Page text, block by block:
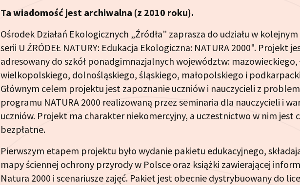
Ta wiadomość jest archiwalna (z 2010 roku).
Ośrodek Działań Ekologicznych „Źródła” zaprasza do udziału w
serii U ŹRÓDEŁ NATURY: Edukacja Ekologiczna: NATURA 2000". Projekt
adresowany do szkół ponadgimnazjalnych województw: mazowieckiego,
wielkopolskiego, dolnośląskiego, śląskiego, małopolskiego i
Głównym celem projektu jest zapoznanie uczniów i nauczycieli z
programu NATURA 2000 realizowaną przez seminaria dla nauczycieli i
uczniów. Projekt ma charakter niekomercyjny, a uczestnictwo w nim jest
bezpłatne.
Pierwszym etapem projektu było wydanie pakietu edukacyjnego,
mapy ściennej ochrony przyrody w Polsce oraz książki zawierającej
Natura 2000 i scenariusze zajęć. Pakiet jest obecnie dystrybuowany do